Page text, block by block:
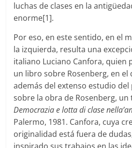
luchas de clases en la
enorme[1].
Por eso, en este sentido, en el
la izquierda, resulta una
italiano Luciano Canfora, quien
un libro sobre Rosenberg, en el
además del extenso estudio
sobre la obra de Rosenberg,
Democrazia e lotta di clase
Palermo, 1981. Canfora, cuya
originalidad está fuera de